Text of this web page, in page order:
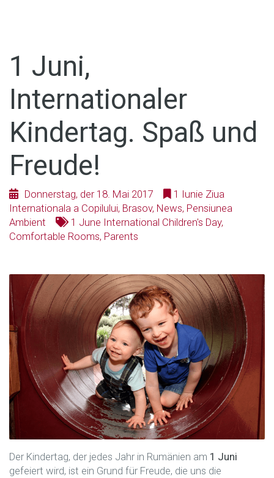
1 Juni,
Internationaler
Kindertag. Spaß und
Freude!
Donnerstag, der 18. Mai 2017
1 Iunie Ziua
Internationala a Copilului, Brasov, News, Pensiunea
Ambient
1 June International Children's Day,
Comfortable Rooms, Parents
Der Kindertag, der jedes Jahr in Rumänien am 1 Juni
gefeiert wird, ist ein Grund für Freude, die uns die